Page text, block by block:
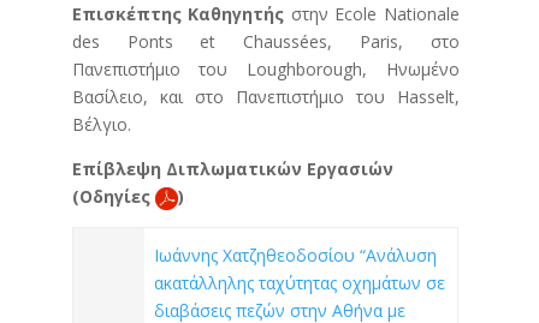
Επισκέπτης Καθηγητής στην Ecole Nationale
des Ponts et Chaussées, Paris, στο
Πανεπιστήμιο του Loughborough, Ηνωμένο
Βασίλειο, και στο Πανεπιστήμιο του Hasselt,
Βέλγιο.
Επίβλεψη Διπλωματικών Εργασιών
(Οδηγίες
)
Ιωάννης Χατζηθεοδοσίου “Ανάλυση
ακατάλληλης ταχύτητας οχημάτων σε
διαβάσεις πεζών στην Αθήνα με